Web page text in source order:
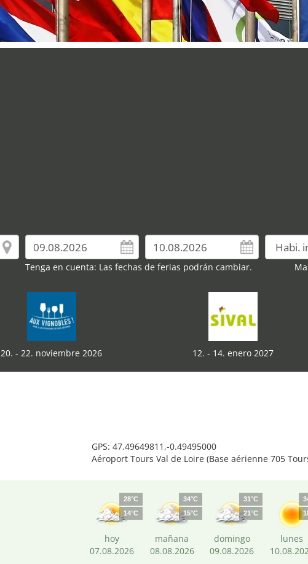
Tenga en cuenta: Las fechas de ferias podrán cambiar.
20. - 22. noviembre 2026 12. - 14. enero 2027
GPS: 47.49649811,-0.49495000
Aéroport Tours Val de Loire (Base aérienne 705
28°C
14°C
hoy
07.08.2026
34°C
15°C
mañana
08.08.2026
31°C
21°C
domingo
09.08.2026
lunes